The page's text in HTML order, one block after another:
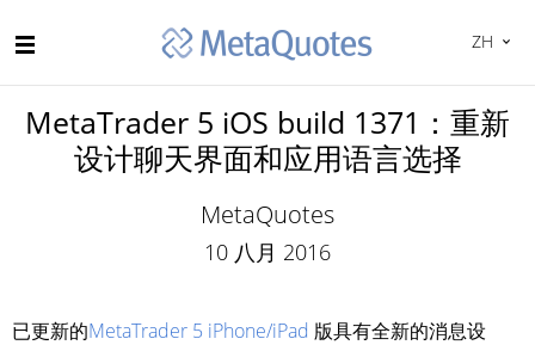
ZH
MetaTrader 5 iOS build 1371：重新
设计聊天界面和应用语言选择
MetaQuotes
10 八月 2016
已更新的MetaTrader 5 iPhone/iPad 版具有全新的消息设